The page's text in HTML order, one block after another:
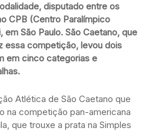
disputado entre os
CPB (Centro Paralímpico
em São Paulo. São Caetano, que
essa competição, levou dois
em cinco categorias e
Atlética de São Caetano que
na competição pan-americana
que trouxe a prata na Simples